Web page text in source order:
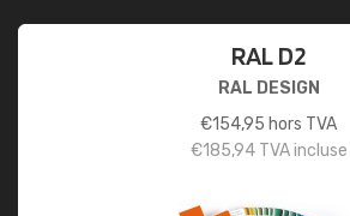
RAL D2
RAL DESIGN
€154,95 hors TVA
€185,94TVA incluse